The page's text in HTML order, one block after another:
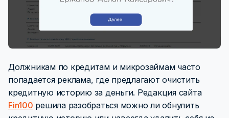
Должникам по кредитам и микрозаймам часто
попадается реклама, где предлагают очистить
кредитную историю за деньги. Редакция сайта
Fin100 решила разобраться можно ли обнулить